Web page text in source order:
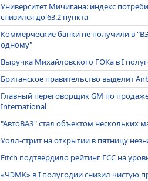
Университет Мичигана: индекс
снизился до 63.2 пункта
Коммерческие банки не получили в
одному"
Выручка Михайловского ГОКа в I
Британское правительство выделит
Главный переговорщик GM по
International
"АвтоВАЗ" стал объектом нескольких
Уолл-стрит на открытии в пятницу
Fitch подтвердило рейтинг ГСС на
«ЧЭМК» в I полугодии снизил чистую